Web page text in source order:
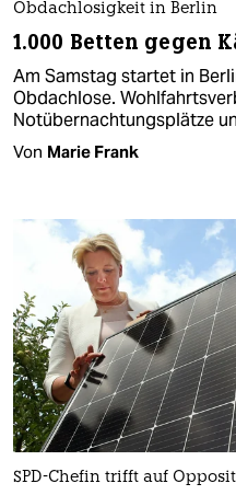
Obdachlosigkeit in Berlin
1.000 Betten gegen
Am Samstag startet in
Obdachlose.
Notübernachtungsplätze
Von Marie Frank
SPD-Chefin trifft auf